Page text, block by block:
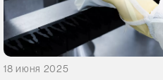
18 июня 2025